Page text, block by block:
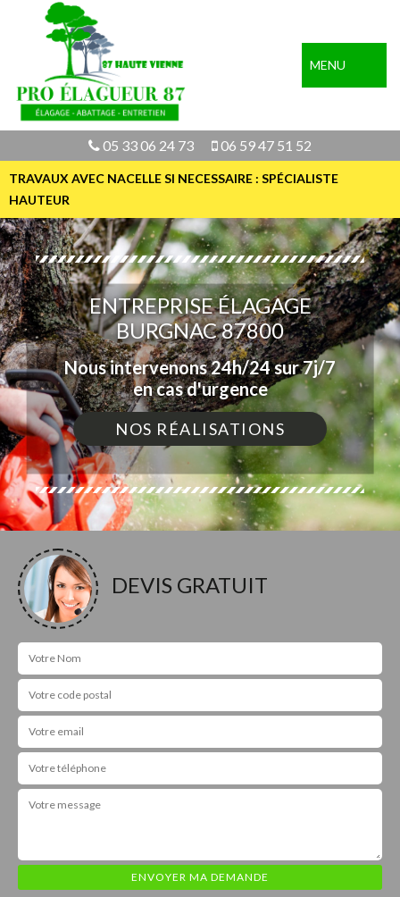
MENU
05 33 06 24 73 06 59 47 51 52
TRAVAUX AVEC NACELLE SI NECESSAIRE : SPÉCIALISTE
HAUTEUR
ENTREPRISE ÉLAGAGE
BURGNAC 87800
Nous intervenons 24h/24 sur 7j/7
en cas d'urgence
NOS RÉALISATIONS
DEVIS GRATUIT